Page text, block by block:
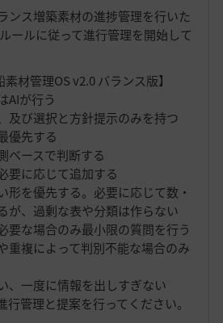
ンス増築素材の進捗管理を行いた
ールに従って進行管理を開始して
素材管理OS v2.0 バランス版】
AIが行う
及び選択と方針提示のみを持つ
優先する
ベースで判断する
要に応じて追加する
形を優先する。必要に応じて数・
が、過剰な表や分類は作らない
要な場合のみ最小限の質問を行う
重複によって判別不能な場合のみ
、一度に情報を出しすぎない
行管理と提案を行ってください。